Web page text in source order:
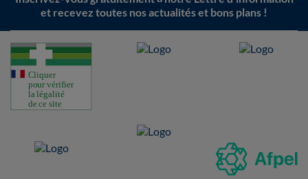
et recevez toutes nos actualités et bons plans !